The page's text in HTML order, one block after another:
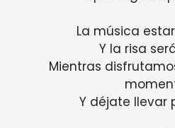
La música
Y la risa
Mientras
Y déjate llevar